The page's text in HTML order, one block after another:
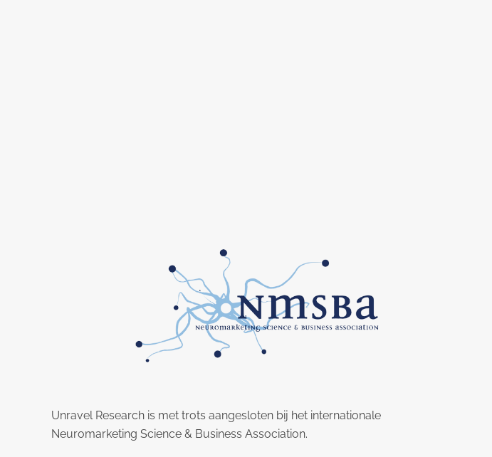
Unravel Research is met trots aangesloten bij het internationale
Neuromarketing Science & Business Association.